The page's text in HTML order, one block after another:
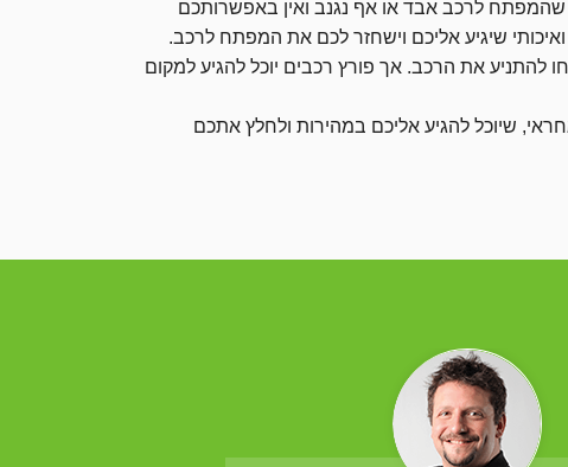
לרכב אבד או אף נגנב ואין באפשרותכם
שיגיע אליכם וישחזר לכם את המפתח לרכב.
להתניע את הרכב. אך פורץ רכבים יוכל להגיע למקום
שיוכל להגיע אליכם במהירות ולחלץ אתכם